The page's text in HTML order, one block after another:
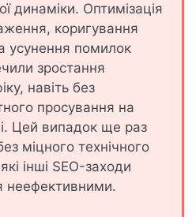
динаміки. Оптимізація
коригування
усунення помилок
зростання
навіть без
просування на
Цей випадок ще раз
міцного технічного
інші SEO-заходи
неефективними.